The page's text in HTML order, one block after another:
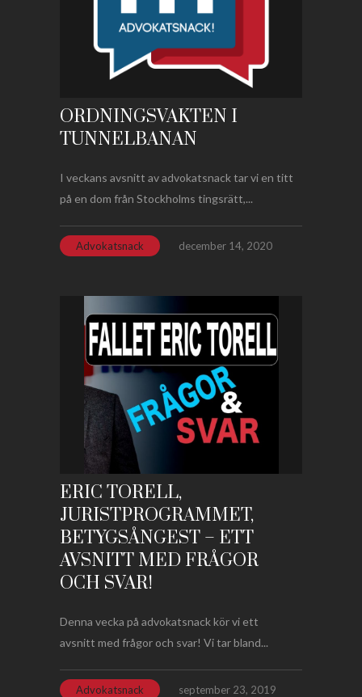
ORDNINGSVAKTEN I
TUNNELBANAN
I veckans avsnitt av advokatsnack tar vi en titt
på en dom från Stockholms tingsrätt,...
Advokatsnack december 14, 2020
ERIC TORELL,
JURISTPROGRAMMET,
BETYGSÅNGEST – ETT
AVSNITT MED FRÅGOR
OCH SVAR!
Denna vecka på advokatsnack kör vi ett
avsnitt med frågor och svar! Vi tar bland...
Advokatsnack september 23, 2019